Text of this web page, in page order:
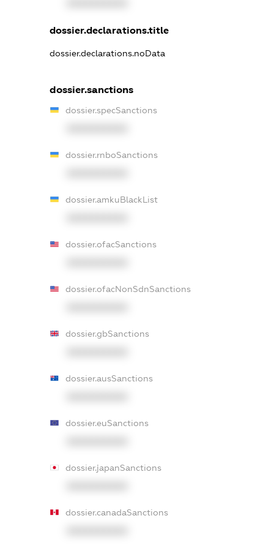
dossier.declarations.title
dossier.declarations.noData
dossier.sanctions
dossier.specSanctions
dossier.rnboSanctions
dossier.amkuBlackList
dossier.ofacSanctions
dossier.ofacNonSdnSanctions
dossier.gbSanctions
dossier.ausSanctions
dossier.euSanctions
dossier.japanSanctions
dossier.canadaSanctions